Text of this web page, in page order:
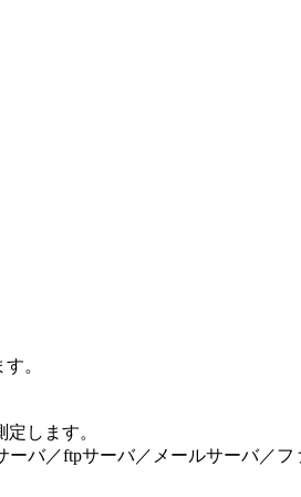
。
します。
バ／ftpサーバ／メールサーバ／